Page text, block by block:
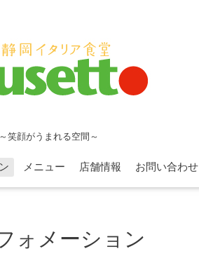
～笑顔がうまれる空間～
メニュー 店舗情報 お問い合わせ
ォメーション